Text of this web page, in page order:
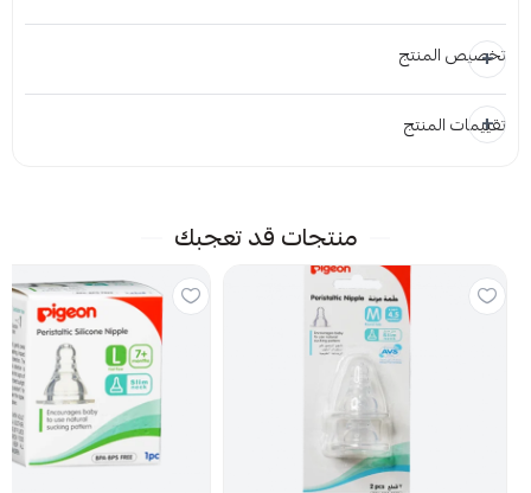
تخصيص المنتج
المرفقات
اسحب و افلت الملف هنا
تقييمات المنتج
لا توجد تقييمات حاليا
منتجات قد تعجبك